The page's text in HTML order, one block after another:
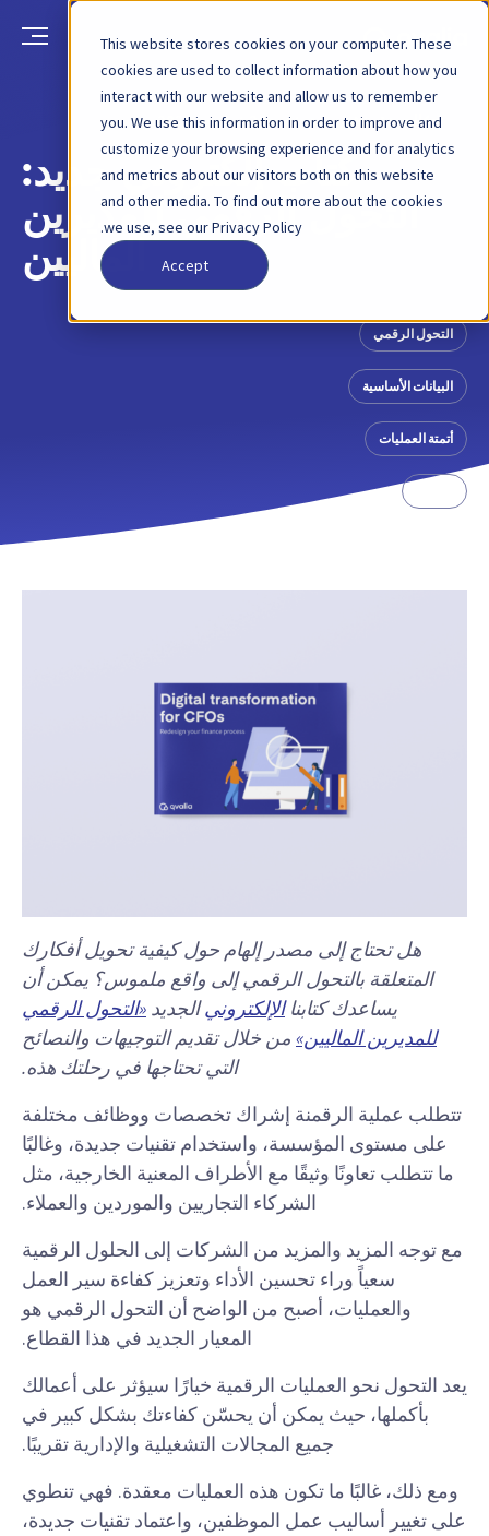
This website stores cookies on your computer. These
cookies are used to collect information about how you
interact with our website and allow us to remember
you. We use this information in order to improve and
customize your browsing experience and for analytics
and metrics about our visitors both on this website
and other media. To find out more about the cookies
we use, see our Privacy Policy.
Accept
العودةمنشور مدونة 24 نوفمبر 2020
كتاب إلكتروني جديد:
التحول الرقمي للمديرين
الماليين
التحول الرقمي
البيانات الأساسية
أتمتة العمليات
هل تحتاج إلى مصدر إلهام حول كيفية تحويل أفكارك
المتعلقة بالتحول الرقمي إلى واقع ملموس؟ يمكن أن
يساعدك كتابناالإلكترونيالجديد «التحول الرقمي
للمديرين الماليين» من خلال تقديم التوجيهات والنصائح
التي تحتاجها في رحلتك هذه.
تتطلب عملية الرقمنة إشراك تخصصات ووظائف مختلفة
على مستوى المؤسسة، واستخدام تقنيات جديدة، وغالبًا
ما تتطلب تعاونًا وثيقًا مع الأطراف المعنية الخارجية، مثل
الشركاء التجاريين والموردين والعملاء.
مع توجه المزيد والمزيد من الشركات إلى الحلول الرقمية
سعياً وراء تحسين الأداء وتعزيز كفاءة سير العمل
والعمليات، أصبح من الواضح أن التحول الرقمي هو
المعيار الجديد في هذا القطاع.
يعد التحول نحو العمليات الرقمية خيارًا سيؤثر على أعمالك
بأكملها، حيث يمكن أن يحسّن كفاءتك بشكل كبير في
جميع المجالات التشغيلية والإدارية تقريبًا.
ومع ذلك، غالبًا ما تكون هذه العمليات معقدة. فهي تنطوي
على تغيير أساليب عمل الموظفين، واعتماد تقنيات جديدة،